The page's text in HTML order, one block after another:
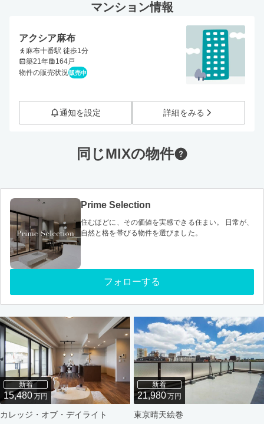
マンション情報
アクシア麻布
麻布十番駅 徒歩1分
築21年
164戸
物件の販売状況販売中
通知を設定 詳細をみる
同じMIXの物件
Prime Selection
住むほどに、その価値を実感できる住まい。 日常が、
自然と格を帯びる物件を選びました。
フォローする
新着
15,480万円
カレッジ・オブ・デイライト
新着
21,980万円
東京晴天絵巻